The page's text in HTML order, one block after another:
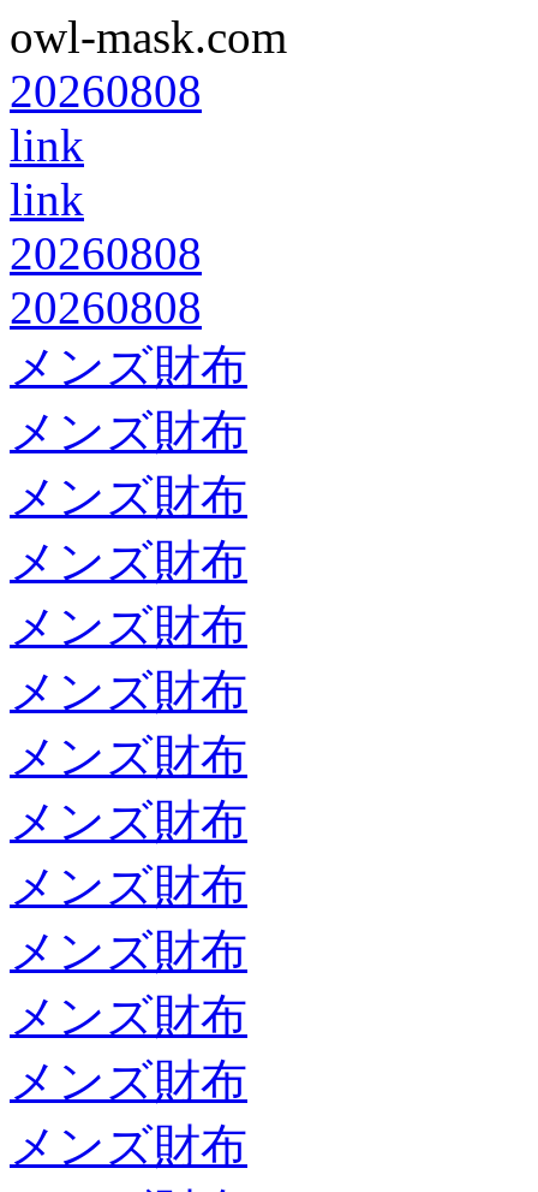
owl-mask.com
20260808
link
link
20260808
20260808
メンズ財布
メンズ財布
メンズ財布
メンズ財布
メンズ財布
メンズ財布
メンズ財布
メンズ財布
メンズ財布
メンズ財布
メンズ財布
メンズ財布
メンズ財布